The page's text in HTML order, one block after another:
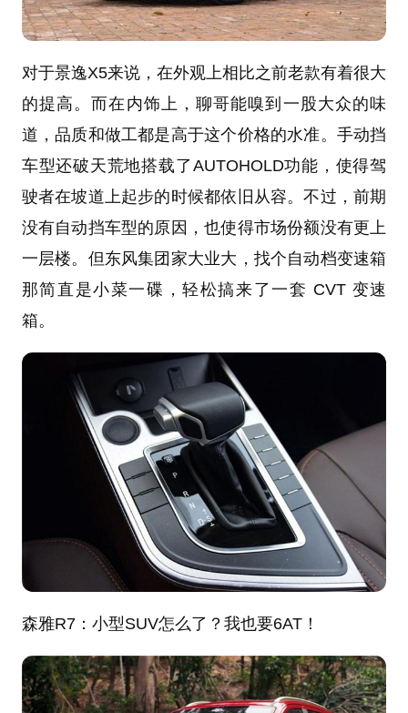
对于景逸X5来说，在外观上相比之前老款有着很大
的提高。而在内饰上，聊哥能嗅到一股大众的味
道，品质和做工都是高于这个价格的水准。手动挡
车型还破天荒地搭载了AUTOHOLD功能，使得驾
驶者在坡道上起步的时候都依旧从容。不过，前期
没有自动挡车型的原因，也使得市场份额没有更上
一层楼。但东风集团家大业大，找个自动档变速箱
那简直是小菜一碟，轻松搞来了一套 CVT 变速
箱。
森雅R7： 小型SUV怎么了？我也要6AT！